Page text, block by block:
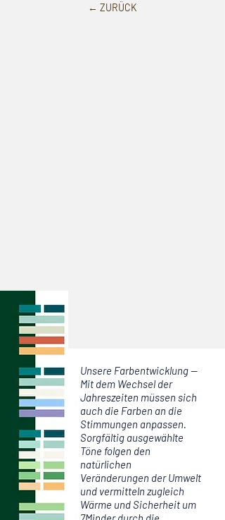
← ZURÜCK
Unsere Farbentwicklung —
Mit dem Wechsel der
Jahreszeiten müssen sich
auch die Farben an die
Stimmungen anpassen.
Sorgfältig ausgewählte
Töne folgen den
natürlichen
Veränderungen der Umwelt
und vermitteln zugleich
Wärme und Sicherheit um